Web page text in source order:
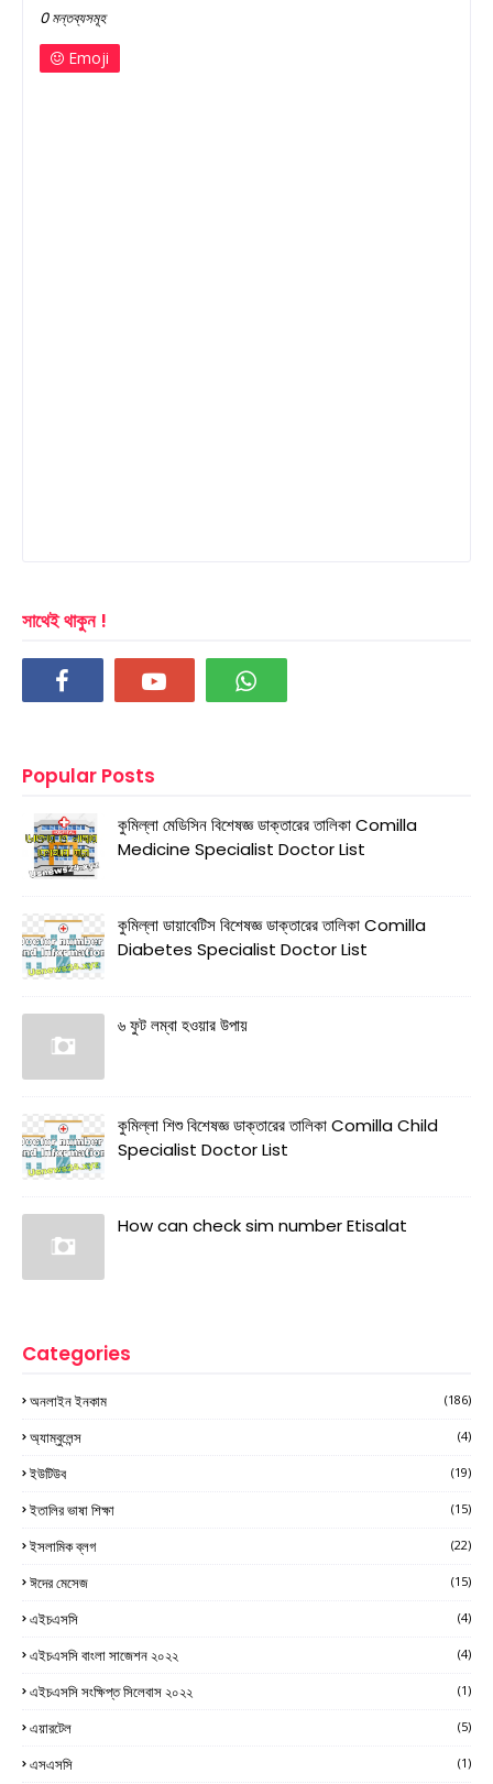
0 মন্তব্যসমূহ
Emoji
সাথেই থাকুন !
Popular Posts
কুমিল্লা মেডিসিন বিশেষজ্ঞ ডাক্তারের তালিকা Comilla
Medicine Specialist Doctor List
কুমিল্লা ডায়াবেটিস বিশেষজ্ঞ ডাক্তারের তালিকা Comilla
Diabetes Specialist Doctor List
৬ ফুট লম্বা হওয়ার উপায়
কুমিল্লা শিশু বিশেষজ্ঞ ডাক্তারের তালিকা Comilla Child
Specialist Doctor List
How can check sim number Etisalat
Categories
অনলাইন ইনকাম (186)
অ্যাম্বুলেন্স (4)
ইউটিউব (19)
ইতালির ভাষা শিক্ষা (15)
ইসলামিক ব্লগ (22)
ঈদের মেসেজ (15)
এইচএসসি (4)
এইচএসসি বাংলা সাজেশন ২০২২ (4)
এইচএসসি সংক্ষিপ্ত সিলেবাস ২০২২ (1)
এয়ারটেল (5)
এসএসসি (1)